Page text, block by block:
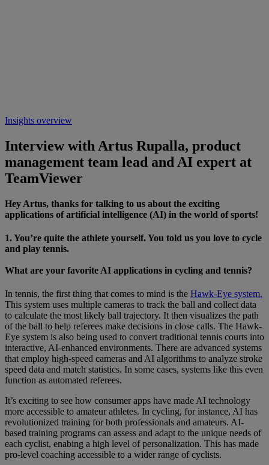
Insights overview
Interview with Artus Rupalla, product
management team lead and AI expert at
TeamViewer
Hey Artus, thanks for talking to us about the exciting
applications of artificial intelligence (AI) in the world of sports!
1. You’re quite the athlete yourself. You told us you love to cycle
and play tennis.
What are your favorite AI applications in cycling and tennis?
In tennis, the first thing that comes to mind is the Hawk-Eye system.
This system uses multiple cameras to track the ball and collect data
to calculate the most likely ball trajectory. It then visualizes the path
of the ball to help referees make decisions in close calls. The Hawk-
Eye system is also being used to convert traditional tennis courts into
interactive, AI-enhanced environments. There are advanced systems
that employ high-speed cameras and AI algorithms to analyze stroke
speed data and match statistics. In some cases, systems like this even
function as automated referees.
It’s exciting to see how consumer apps have made AI technology
more accessible to amateur athletes. In cycling, for instance, AI has
revolutionized training for both professionals and amateurs. AI-
based training programs can assess and adapt to the unique needs of
each cyclist, enabing a high level of personalization. This has made
pro-level coaching accessible to a wider range of cyclists.